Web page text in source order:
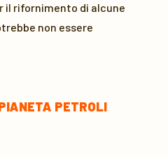
il rifornimento di alcune
non essere
PETROLI